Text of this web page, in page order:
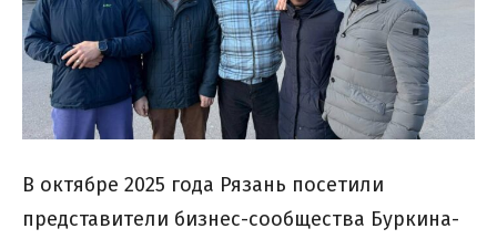
В октябре 2025 года Рязань посетили
представители бизнес-сообщества Буркина-